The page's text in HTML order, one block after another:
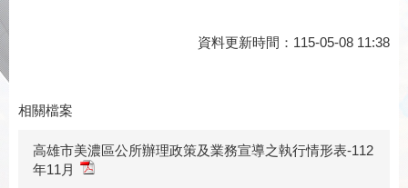
資料更新時間：115-05-08 11:38
相關檔案
高雄市美濃區公所辦理政策及業務宣導之執行情形表-112
年11月